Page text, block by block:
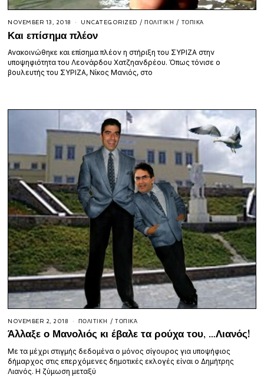
NOVEMBER 13, 2018 UNCATEGORIZED / ΠΟΛΙΤΙΚΉ / ΤΟΠΙΚΆ
Και επίσημα πλέον
Ανακοινώθηκε και επίσημα πλέον η στήριξη του ΣΥΡΙΖΑ στην
υποψηφιότητα του Λεονάρδου Χατζηανδρέου. Όπως τόνισε ο
βουλευτής του ΣΥΡΙΖΑ, Νίκος Μανιός, στο
NOVEMBER 2, 2018 ΠΟΛΙΤΙΚΉ / ΤΟΠΙΚΆ
Άλλαξε ο Μανολιός κι έβαλε τα ρούχα του, …Λιανός!
Με τα μέχρι στιγμής δεδομένα ο μόνος σίγουρος για υποψήφιος
δήμαρχος στις επερχόμενες δημοτικές εκλογές είναι ο Δημήτρης
Λιανός. Η ζύμωση μεταξύ